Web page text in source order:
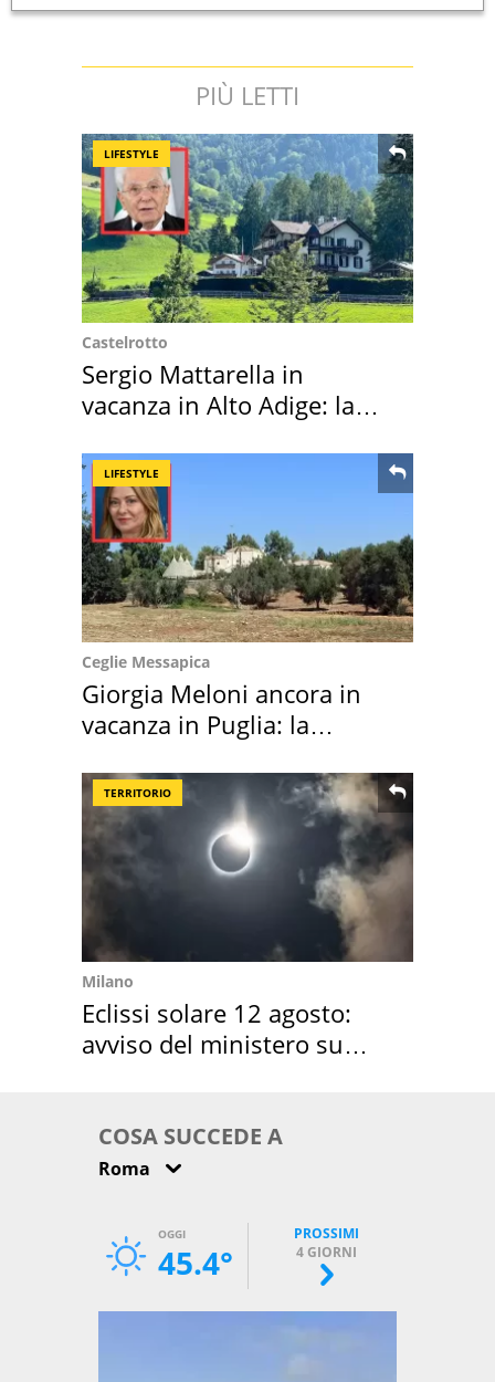
PIÙ LETTI
LIFESTYLE
Castelrotto
Sergio Mattarella in
vacanza in Alto Adige: la
LIFESTYLE
Ceglie Messapica
Giorgia Meloni ancora in
vacanza in Puglia: la
TERRITORIO
Milano
Eclissi solare 12 agosto:
avviso del ministero su